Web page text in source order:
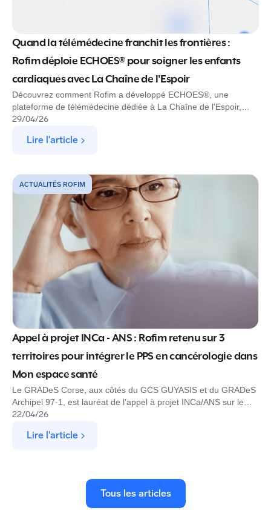
Quand la télémédecine franchit les frontières :
Rofim déploie ECHOES® pour soigner les enfants
cardiaques avec La Chaîne de l'Espoir
Découvrez comment Rofim a développé ECHOES®, une
plateforme de télémédecine dédiée à La Chaîne de l'Espoir,
pour permettre à des spécialistes de diagnostiquer à distance
ressources limitées.
29/04/26
Lire l'article
ACTUALITÉS ROFIM
Appel à projet INCa - ANS : Rofim retenu sur 3
territoires pour intégrer le PPS en cancérologie dans
Mon espace santé
Le GRADeS Corse, aux côtés du GCS GUYASIS et du GRADeS
Archipel 97-1, est lauréat de l'appel à projet INCa/ANS sur le
Programme Personnalisé de Soins en cancérologie. Rofim est
dans Mon espace santé.
22/04/26
Lire l'article
Tous les articles